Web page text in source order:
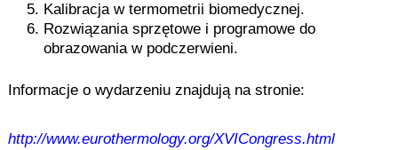
Kalibracja w termometrii biomedycznej.
Rozwiązania sprzętowe i programowe do
obrazowania w podczerwieni.
Informacje o wydarzeniu znajdują na stronie:
http://www.eurothermology.org/XVICongress.html